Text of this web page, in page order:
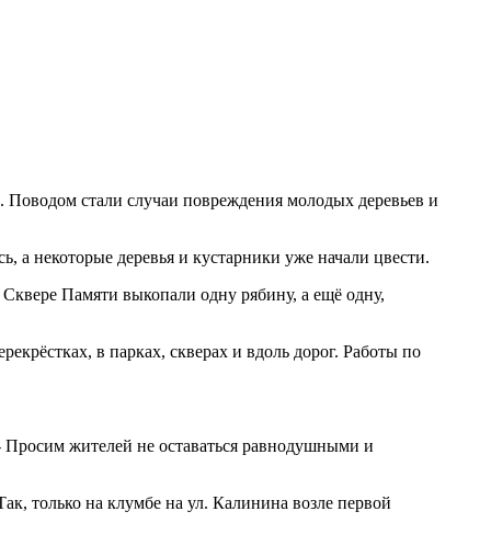
стали случаи повреждения молодых деревьев и
а некоторые деревья и кустарники уже начали цвести.
Сквере Памяти выкопали одну рябину, а ещё одну,
в парках, скверах и вдоль дорог. Работы по
жителей не оставаться равнодушными и
только на клумбе на ул. Калинина возле первой